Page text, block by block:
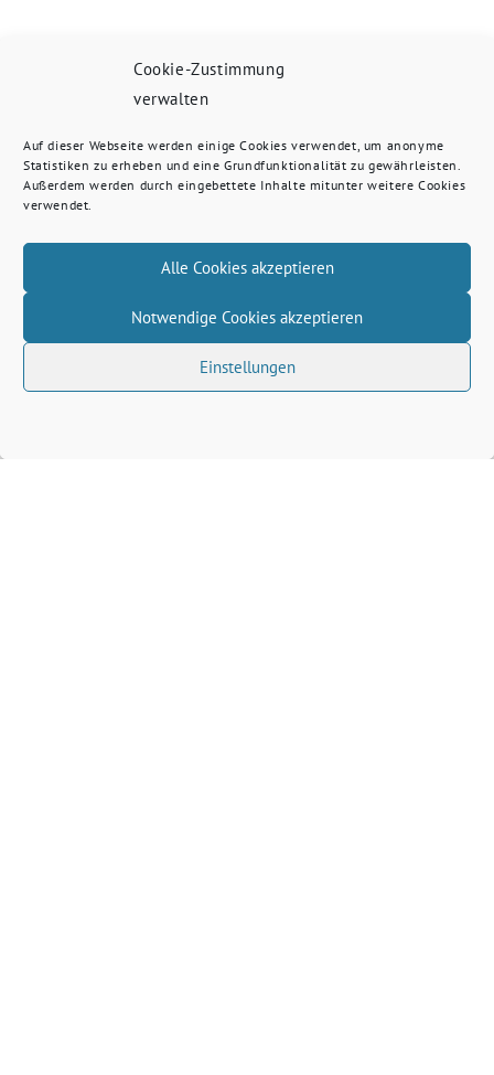
Cookie-Zustimmung
verwalten
Auf dieser Webseite werden einige Cookies verwendet, um anonyme
Statistiken zu erheben und eine Grundfunktionalität zu gewährleisten.
Außerdem werden durch eingebettete Inhalte mitunter weitere Cookies
verwendet.
Alle Cookies akzeptieren
Notwendige Cookies akzeptieren
Einstellungen